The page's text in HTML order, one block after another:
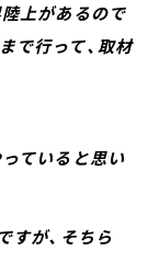
上があるので
行って、取材
ていると思い
すが、そちら